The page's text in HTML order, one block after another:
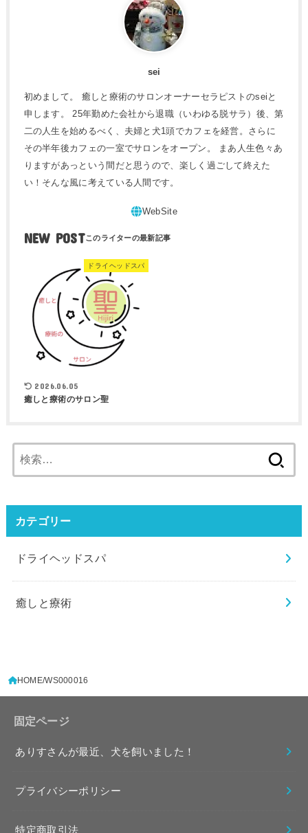
sei
初めまして。 癒しと療術のサロンオーナーセラピストのseiと
申します。 25年勤めた会社から退職（いわゆる脱サラ）後、第
二の人生を始めるべく、夫婦と犬1頭でカフェを経営。さらに
その半年後カフェの一室でサロンをオープン。 まあ人生色々あ
りますがあっという間だと思うので、楽しく過ごして終えた
い！そんな風に考えている人間です。
NEW POST
ドライヘッドスパ
2026.06.05
癒しと療術のサロン聖
索:
カテゴリー
ドライヘッドスパ
癒しと療術
HOME WS000016
固定ページ
ありすさんが最近、犬を飼いました！
プライバシーポリシー
特定商取引法